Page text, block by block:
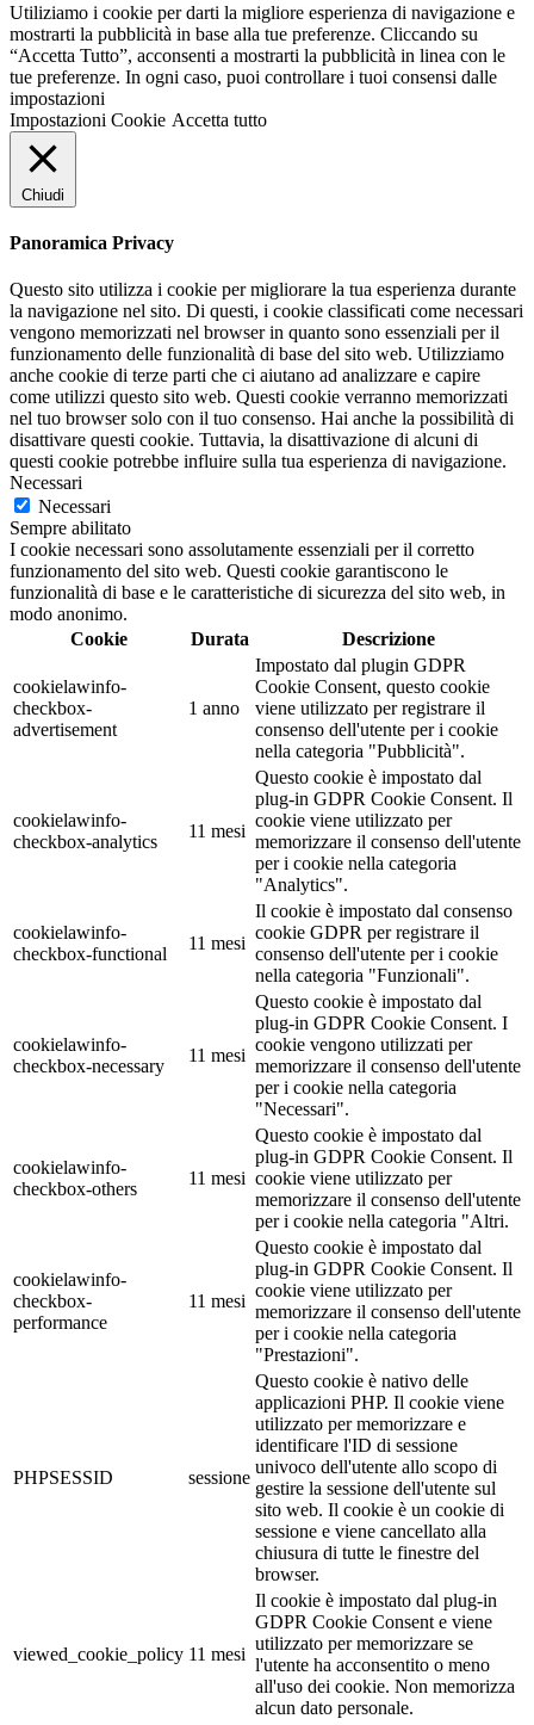
Utiliziamo i cookie per darti la migliore esperienza di navigazione e
mostrarti la pubblicità in base alla tue preferenze. Cliccando su
“Accetta Tutto”, acconsenti a mostrarti la pubblicità in linea con le
tue preferenze. In ogni caso, puoi controllare i tuoi consensi dalle
impostazioni
Impostazioni Cookie Accetta tutto
Chiudi
Panoramica Privacy
Questo sito utilizza i cookie per migliorare la tua esperienza durante
la navigazione nel sito. Di questi, i cookie classificati come necessari
vengono memorizzati nel browser in quanto sono essenziali per il
funzionamento delle funzionalità di base del sito web. Utilizziamo
anche cookie di terze parti che ci aiutano ad analizzare e capire
come utilizzi questo sito web. Questi cookie verranno memorizzati
nel tuo browser solo con il tuo consenso. Hai anche la possibilità di
disattivare questi cookie. Tuttavia, la disattivazione di alcuni di
questi cookie potrebbe influire sulla tua esperienza di navigazione.
Necessari
Necessari
Sempre abilitato
I cookie necessari sono assolutamente essenziali per il corretto
funzionamento del sito web. Questi cookie garantiscono le
funzionalità di base e le caratteristiche di sicurezza del sito web, in
modo anonimo.
Cookie
Durata Descrizione
cookielawinfo-
checkbox-
advertisement
1 anno
Impostato dal plugin GDPR
Cookie Consent, questo cookie
viene utilizzato per registrare il
consenso dell'utente per i cookie
nella categoria "Pubblicità".
cookielawinfo-
checkbox-analytics
11 mesi
Questo cookie è impostato dal
plug-in GDPR Cookie Consent. Il
cookie viene utilizzato per
memorizzare il consenso dell'utente
per i cookie nella categoria
"Analytics".
cookielawinfo-
checkbox-functional
11 mesi
Il cookie è impostato dal consenso
cookie GDPR per registrare il
consenso dell'utente per i cookie
nella categoria "Funzionali".
cookielawinfo-
checkbox-necessary
11 mesi
Questo cookie è impostato dal
plug-in GDPR Cookie Consent. I
cookie vengono utilizzati per
memorizzare il consenso dell'utente
per i cookie nella categoria
"Necessari".
cookielawinfo-
checkbox-others
11 mesi
Questo cookie è impostato dal
plug-in GDPR Cookie Consent. Il
cookie viene utilizzato per
memorizzare il consenso dell'utente
per i cookie nella categoria "Altri.
cookielawinfo-
checkbox-
performance
11 mesi
Questo cookie è impostato dal
plug-in GDPR Cookie Consent. Il
cookie viene utilizzato per
memorizzare il consenso dell'utente
per i cookie nella categoria
"Prestazioni".
PHPSESSID sessione
Questo cookie è nativo delle
applicazioni PHP. Il cookie viene
utilizzato per memorizzare e
identificare l'ID di sessione
univoco dell'utente allo scopo di
gestire la sessione dell'utente sul
sito web. Il cookie è un cookie di
sessione e viene cancellato alla
chiusura di tutte le finestre del
browser.
viewed_cookie_policy 11 mesi
Il cookie è impostato dal plug-in
GDPR Cookie Consent e viene
utilizzato per memorizzare se
l'utente ha acconsentito o meno
all'uso dei cookie. Non memorizza
alcun dato personale.